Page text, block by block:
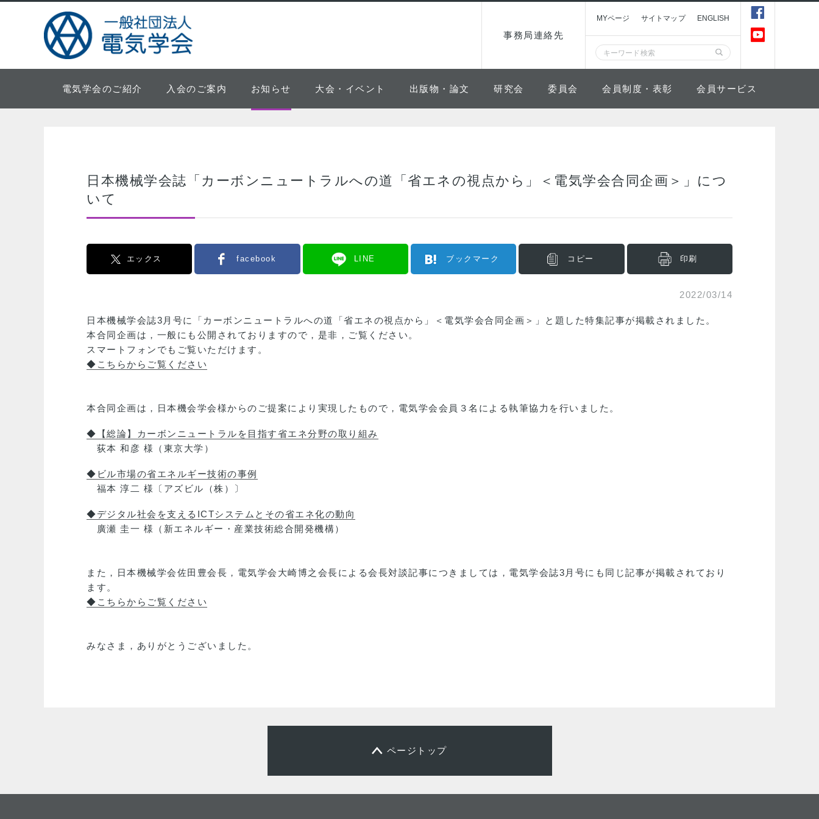
事務局連絡先
MYページ サイトマップ ENGLISH
電気学会のご紹介 入会のご案内 お知らせ 大会・イベント 出版物・論文 研究会 委員会 会員制度・表彰 会員サービス
日本機械学会誌「カーボンニュートラルへの道「省エネの視点から」＜電気学会合同企画＞」につ
いて
エックス facebook LINE ブックマーク コピー 印刷
2022/03/14
日本機械学会誌3月号に「カーボンニュートラルへの道「省エネの視点から」＜電気学会合同企画＞」と題した特集記事が掲載されました。
本合同企画は，一般にも公開されておりますので，是非，ご覧ください。
スマートフォンでもご覧いただけます。
◆こちらからご覧ください
本合同企画は，日本機会学会様からのご提案により実現したもので，電気学会会員３名による執筆協力を行いました。
◆【総論】カーボンニュートラルを目指す省エネ分野の取り組み
荻本 和彦 様（東京大学）
◆ビル市場の省エネルギー技術の事例
福本 淳二 様〔アズビル（株）〕
◆デジタル社会を支えるICTシステムとその省エネ化の動向
廣瀬 圭一 様（新エネルギー・産業技術総合開発機構）
また，日本機械学会佐田豊会長，電気学会大崎博之会長による会長対談記事につきましては，電気学会誌3月号にも同じ記事が掲載されており
ます。
◆こちらからご覧ください
みなさま，ありがとうございました。
ページトップ